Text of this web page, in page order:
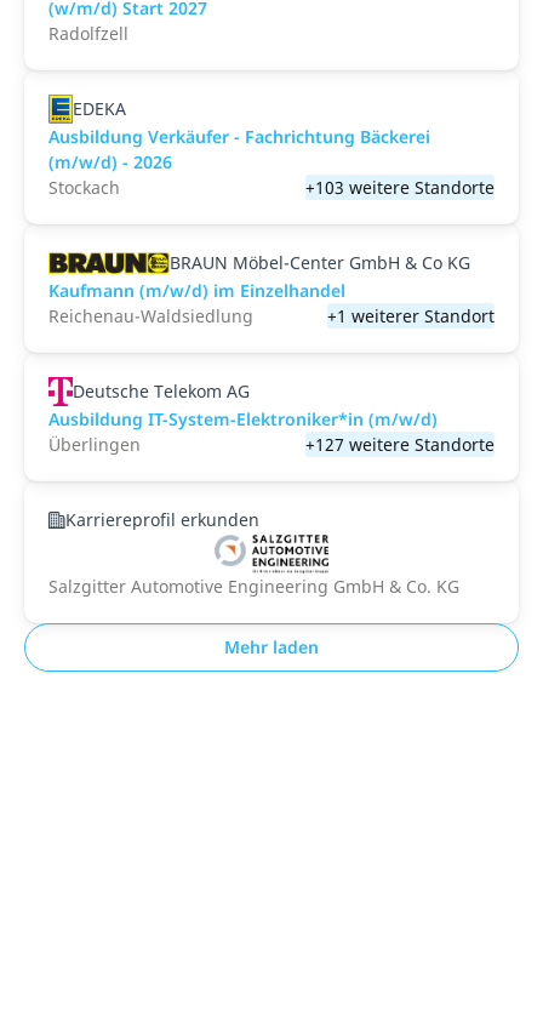
(w/m/d) Start 2027
Radolfzell
EDEKA
Ausbildung Verkäufer - Fachrichtung Bäckerei
(m/w/d) - 2026
Stockach
+103 weitere Standorte
BRAUN Möbel-Center GmbH & Co KG
Kaufmann (m/w/d) im Einzelhandel
Reichenau-Waldsiedlung
+1 weiterer Standort
Deutsche Telekom AG
Ausbildung IT-System-Elektroniker*in (m/w/d)
Überlingen
+127 weitere Standorte
Karriereprofil erkunden
Salzgitter Automotive Engineering GmbH & Co. KG
Mehr laden